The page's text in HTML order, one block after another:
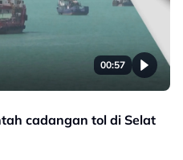
00:57
cadangan tol di Selat